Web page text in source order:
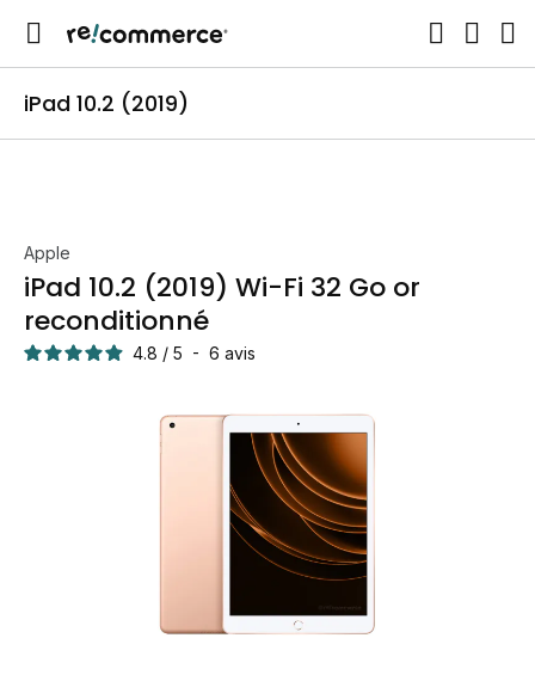
iPad 10.2 (2019)
Apple
iPad 10.2 (2019) Wi-Fi 32 Go or
reconditionné
4.8 / 5 - 6 avis